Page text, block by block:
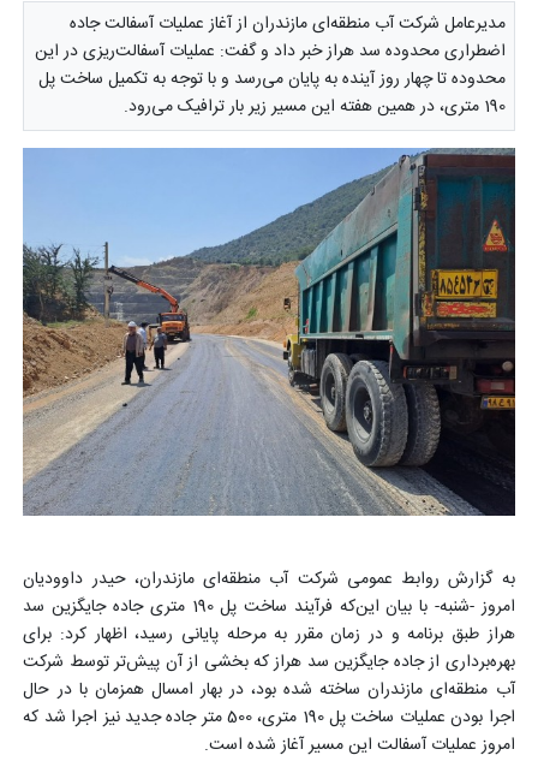
مدیرعامل شرکت آب منطقه‌ای مازندران از آغاز عملیات آسفالت جاده
اضطراری محدوده سد هراز خبر داد و گفت: عملیات آسفالت‌ریزی در این
محدوده تا چهار روز آینده به پایان می‌رسد و با توجه به تکمیل ساخت پل
190 متری، در همین هفته این مسیر زیر بار ترافیک می‌رود.
به گزارش روابط عمومی شرکت آب منطقه‌ای مازندران، حیدر داوودیان
امروز -شنبه- با بیان این‌که فرآیند ساخت پل‌ 190 متری جاده جایگزین سد
هراز طبق برنامه و در زمان مقرر به مرحله پایانی رسید، اظهار کرد: برای
بهره‌برداری از جاده جایگزین سد هراز که بخشی از آن پیش‌تر توسط شرکت
آب منطقه‌ای مازندران ساخته شده بود، در بهار امسال همزمان با در حال
اجرا بودن عملیات ساخت پل 190 متری، 500 متر جاده جدید نیز اجرا شد که
امروز عملیات آسفالت این مسیر آغاز شده است.